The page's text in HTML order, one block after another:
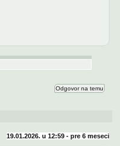
Odgovor na temu
19.01.2026. u 12:59 - pre 6 meseci